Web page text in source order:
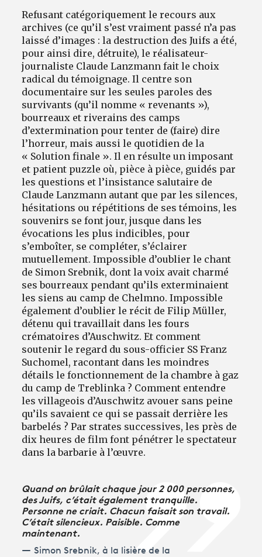
Refusant catégoriquement le recours aux
archives (ce qu’il s’est vraiment passé n’a pas
laissé d’images : la destruction des Juifs a été,
pour ainsi dire, détruite), le réalisateur-
journaliste Claude Lanzmann fait le choix
radical du témoignage. Il centre son
documentaire sur les seules paroles des
survivants (qu’il nomme « revenants »),
bourreaux et riverains des camps
d’extermination pour tenter de (faire) dire
l’horreur, mais aussi le quotidien de la
« Solution finale ». Il en résulte un imposant
et patient puzzle où, pièce à pièce, guidés par
les questions et l’insistance salutaire de
Claude Lanzmann autant que par les silences,
hésitations ou répétitions de ses témoins, les
souvenirs se font jour, jusque dans les
évocations les plus indicibles, pour
s’emboîter, se compléter, s’éclairer
mutuellement. Impossible d’oublier le chant
de Simon Srebnik, dont la voix avait charmé
ses bourreaux pendant qu’ils exterminaient
les siens au camp de Chelmno. Impossible
également d’oublier le récit de Filip Müller,
détenu qui travaillait dans les fours
crématoires d’Auschwitz. Et comment
soutenir le regard du sous-officier SS Franz
Suchomel, racontant dans les moindres
détails le fonctionnement de la chambre à gaz
du camp de Treblinka ? Comment entendre
les villageois d’Auschwitz avouer sans peine
qu’ils savaient ce qui se passait derrière les
barbelés ? Par strates successives, les près de
dix heures de film font pénétrer le spectateur
dans la barbarie à l’œuvre.
Quand on brûlait chaque jour 2 000 personnes,
des Juifs, c’était également tranquille.
Personne ne criait. Chacun faisait son travail.
C’était silencieux. Paisible. Comme
maintenant.
Simon Srebnik, à la lisière de la